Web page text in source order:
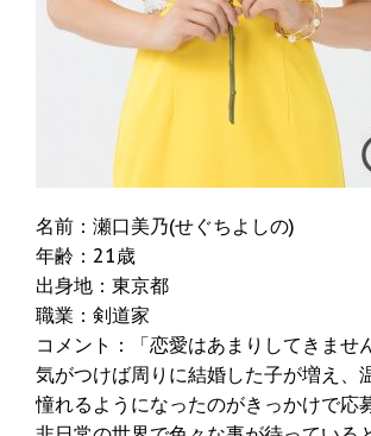
名前：瀬口美乃(せぐちよしの)
年齢：21歳
出身地：東京都
職業：剣道家
コメント：「恋愛はあまりしてきませ
気がつけば周りに結婚した子が増え、
憧れるようになったのがきっかけで応